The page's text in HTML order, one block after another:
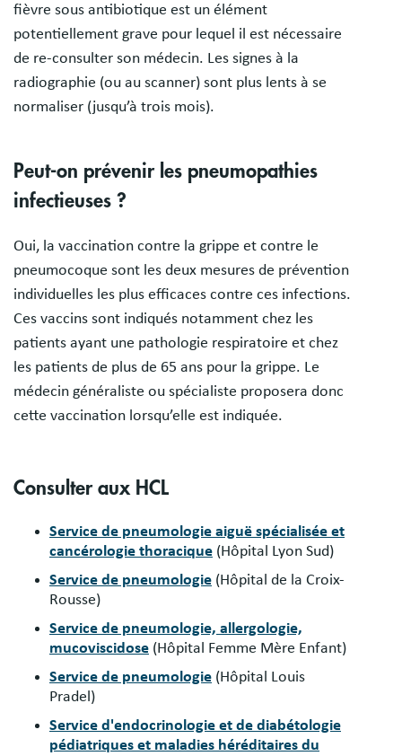
fièvre sous antibiotique est un élément
potentiellement grave pour lequel il est nécessaire
de re-consulter son médecin. Les signes à la
radiographie (ou au scanner) sont plus lents à se
normaliser (jusqu’à trois mois).
Peut-on prévenir les pneumopathies
infectieuses ?
Oui, la vaccination contre la grippe et contre le
pneumocoque sont les deux mesures de prévention
individuelles les plus efficaces contre ces infections.
Ces vaccins sont indiqués notamment chez les
patients ayant une pathologie respiratoire et chez
les patients de plus de 65 ans pour la grippe. Le
médecin généraliste ou spécialiste proposera donc
cette vaccination lorsqu’elle est indiquée.
Consulter aux HCL
Service de pneumologie aiguë spécialisée et
cancérologie thoracique (Hôpital Lyon Sud)
Service de pneumologie (Hôpital de la Croix-
Rousse)
Service de pneumologie, allergologie,
mucoviscidose (Hôpital Femme Mère Enfant)
Service de pneumologie (Hôpital Louis
Pradel)
Service d'endocrinologie et de diabétologie
pédiatriques et maladies héréditaires du